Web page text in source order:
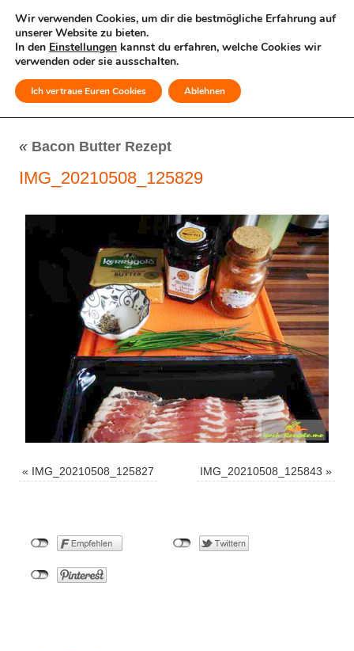
MENÜ
« Bacon Butter Rezept
IMG_20210508_125829
« IMG_20210508_125827 IMG_20210508_125843 »
Wir verwenden Cookies, um dir die bestmögliche Erfahrung auf
unserer Website zu bieten.
In den Einstellungen kannst du erfahren, welche Cookies wir
verwenden oder sie ausschalten.
Ich vertraue Euren Cookies Ablehnen